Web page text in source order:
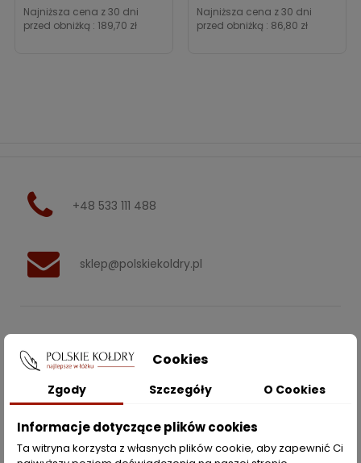
Najniższa cena z 30 dni
przed obniżką : 189,70 zł
Najniższa cena z 30 dni
przed obniżką : 86,80 zł
+48 533 111 488
sklep@polskiekoldry.pl
INFORMACJE 
ZAKUPY
Cookies
Zgody Szczegóły O Cookies
Informacje dotyczące plików cookies
Ta witryna korzysta z własnych plików cookie, aby zapewnić Ci